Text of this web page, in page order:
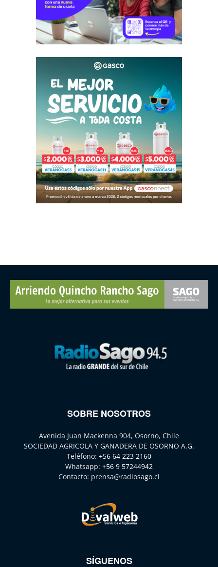
SOBRE NOSOTROS
Avenida Juan Mackenna 904, Osorno, Chile
SOCIEDAD AGRICOLA Y GANADERA DE OSORNO A.G.
Teléfono: +56 64 223 2160
Whatsapp: +56 9 57244942
Contacto: prensa@radiosago.cl
SÍGUENOS